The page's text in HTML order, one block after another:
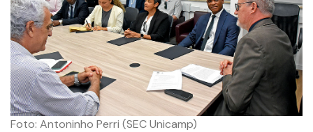
Foto: Antoninho Perri (SEC Unicamp)